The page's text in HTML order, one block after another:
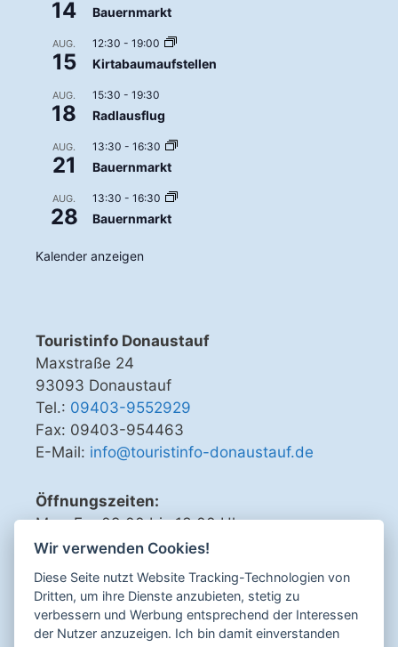
14 Bauernmarkt
AUG.
15
12:30 - 19:00
Kirtabaumaufstellen
AUG.
18
15:30 - 19:30
Radlausflug
AUG.
21
13:30 - 16:30
Bauernmarkt
AUG.
28
13:30 - 16:30
Bauernmarkt
Kalender anzeigen
Touristinfo Donaustauf
Maxstraße 24
93093 Donaustauf
Tel.: 09403-9552929
Fax: 09403-954463
E-Mail: info@touristinfo-donaustauf.de
Öffnungszeiten:
Mo - Fr 09.00 bis 13.00 Uhr
Di, Do, Fr 15.00 bis 18.00 Uhr
Sicher bezahlen mit
Wir verwenden Cookies!
Diese Seite nutzt Website Tracking-Technologien von
Dritten, um ihre Dienste anzubieten, stetig zu
verbessern und Werbung entsprechend der Interessen
der Nutzer anzuzeigen. Ich bin damit einverstanden